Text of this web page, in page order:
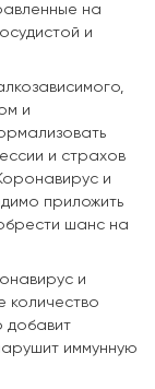
на
и
и
и страхов
и
приложить
шанс на
и
количество
добавит
иммунную